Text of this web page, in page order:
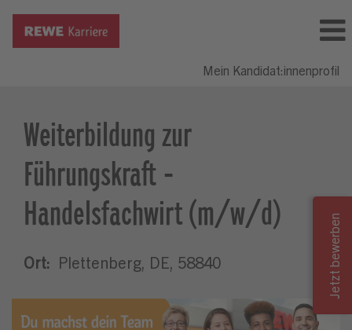
Mein Kandidat:innenprofil
Weiterbildung zur
Führungskraft -
Handelsfachwirt (m/w/d)
Ort: Plettenberg, DE, 58840